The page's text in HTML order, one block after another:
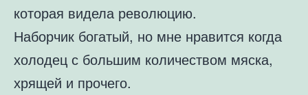
которая видела революцию.
Наборчик богатый, но мне нравится когда
холодец с большим количеством мяска,
хрящей и прочего.